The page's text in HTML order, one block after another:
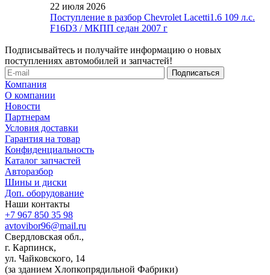
22 июля 2026
Поступление в разбор Chevrolet Lacetti1.6 109 л.с.
F16D3 / МКПП седан 2007 г
Подписывайтесь и получайте информацию о новых
поступлениях автомобилей и запчастей!
Компания
О компании
Новости
Партнерам
Условия доставки
Гарантия на товар
Конфиденциальность
Каталог запчастей
Авторазбор
Шины и диски
Доп. оборудование
Наши контакты
+7 967 850 35 98
avtovibor96@mail.ru
Свердловская обл.,
г. Карпинск,
ул. Чайковского, 14
(за зданием Хлопкопрядильной Фабрики)